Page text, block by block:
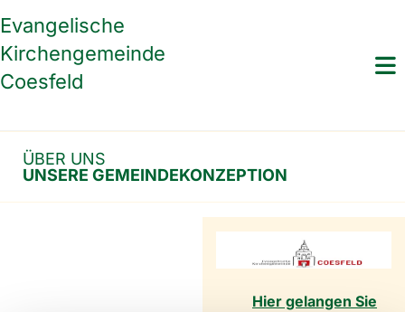
Evangelische
Kirchengemeinde
Coesfeld
ÜBER UNS
UNSERE GEMEINDEKONZEPTION
Hier gelangen Sie